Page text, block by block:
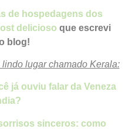
de hospedagens dos
delicioso que escrevi
blog!
lugar chamado Kerala:
já ouviu falar da Veneza
sinceros: como